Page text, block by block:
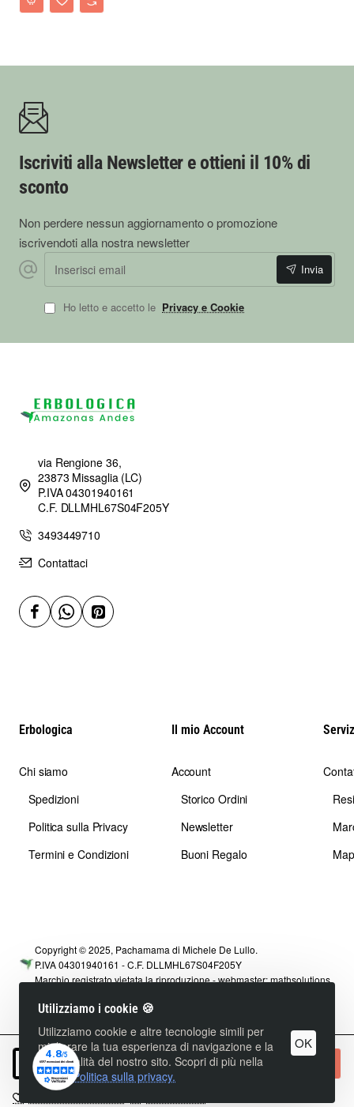
Utilizziamo i cookie 🍪
Utilizziamo cookie e altre tecnologie simili per
migliorare la tua esperienza di navigazione e la
funzionalità del nostro sito. Scopri di più nella
nostraPolitica sulla privacy.
OK
+ Carrello
Iscriviti alla Newsletter e ottieni il 10% di
sconto
Non perdere nessun aggiornamento o promozione
iscrivendoti alla nostra newsletter
Inserisci email
Invia
Ho letto e accetto le Privacy e Cookie
via Rengione 36,
23873 Missaglia (LC)
P.IVA 04301940161
C.F. DLLMHL67S04F205Y
3493449710
Contattaci
Erbologica
Chi siamo
Spedizioni
Politica sulla Privacy
Termini e Condizioni
Il mio Account
Account
Storico Ordini
Newsletter
Buoni Regalo
Copyright © 2025, Pachamama di Michele De Lullo.
P.IVA 04301940161 - C.F. DLLMHL67S04F205Y
Marchio registrato vietata la riproduzione - webmaster:mathsolutions